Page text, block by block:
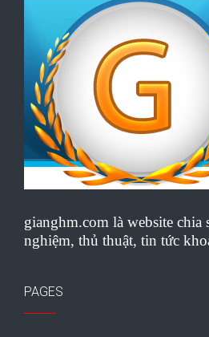
gianghm.com là website chia
nghiệm, thủ thuật, tin tức
PAGES